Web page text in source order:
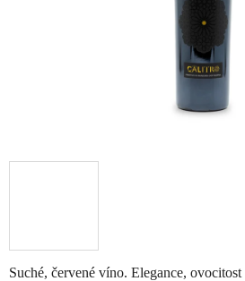
Suché, červené víno. Elegance,